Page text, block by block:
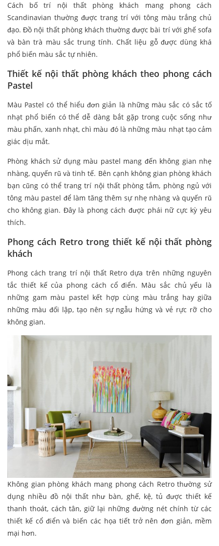
Cách bố trí nội thất phòng khách mang phong cách
Scandinavian thường được trang trí với tông màu trắng chủ
đạo. Đồ nội thất phòng khách thường được bài trí với ghế sofa
và bàn trà màu sắc trung tính. Chất liệu gỗ được dùng khá
phổ biến màu sắc tự nhiên.
Thiết kế nội thất phòng khách theo phong cách
Pastel
Màu Pastel có thể hiểu đơn giản là những màu sắc có sắc tố
nhạt phổ biến có thể dễ dàng bắt gặp trong cuộc sống như
màu phấn, xanh nhạt, chì màu đó là những màu nhạt tạo cảm
giác dịu mắt.
Phòng khách sử dụng màu pastel mang đến không gian nhẹ
nhàng, quyến rũ và tinh tế. Bên cạnh không gian phòng khách
bạn cũng có thể trang trí nội thất phòng tắm, phòng ngủ với
tông màu pastel để làm tăng thêm sự nhẹ nhàng và quyến rũ
cho không gian. Đây là phong cách được phái nữ cực kỳ yêu
thích.
Phong cách Retro trong thiết kế nội thất phòng
khách
Phong cách trang trí nội thất Retro dựa trên những nguyên
tắc thiết kế của phong cách cổ điển. Màu sắc chủ yếu là
những gam màu pastel kết hợp cùng màu trắng hay giữa
những màu đối lập, tạo nên sự ngẫu hứng và vẻ rực rỡ cho
không gian.
Không gian phòng khách mang phong cách Retro thường sử
dụng nhiều đồ nội thất như bàn, ghế, kệ, tủ được thiết kế
thanh thoát, cách tân, giữ lại những đường nét chính từ các
thiết kế cổ điển và biến các họa tiết trở nên đơn giản, mềm
mại hơn.